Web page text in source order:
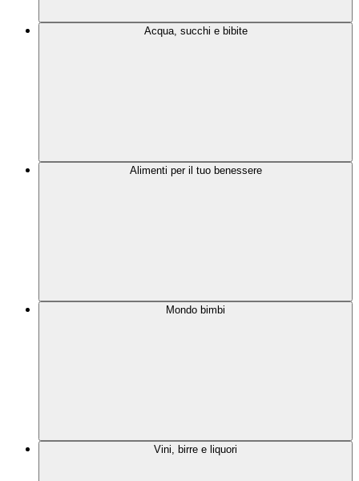
Acqua, succhi e bibite
Alimenti per il tuo benessere
Mondo bimbi
Vini, birre e liquori